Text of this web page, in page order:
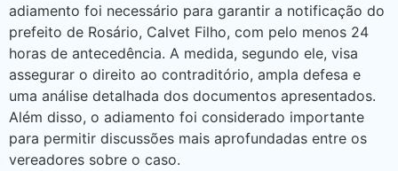
adiamento foi necessário para garantir a notificação do
prefeito de Rosário, Calvet Filho, com pelo menos 24
horas de antecedência. A medida, segundo ele, visa
assegurar o direito ao contraditório, ampla defesa e
uma análise detalhada dos documentos apresentados.
Além disso, o adiamento foi considerado importante
para permitir discussões mais aprofundadas entre os
vereadores sobre o caso.